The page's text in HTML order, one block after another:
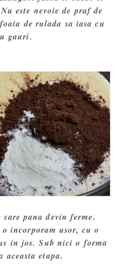
este nevoie de praf de
de rulada sa iasa cu
gauri.
pana devin ferme.
incorporam usor, cu o
in jos. Sub nici o forma
etapa.